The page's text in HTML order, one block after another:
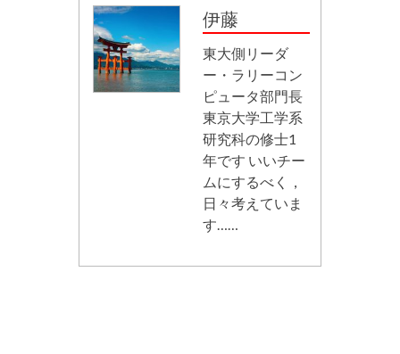
伊藤
東大側リーダ
ー・ラリーコン
ピュータ部門長
東京大学工学系
研究科の修士1
年です いいチー
ムにするべく，
日々考えていま
す……